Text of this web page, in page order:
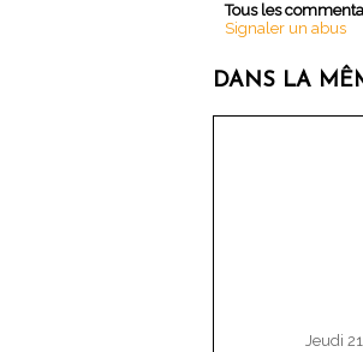
Tous les
Signaler un abus
DANS LA
Jeudi